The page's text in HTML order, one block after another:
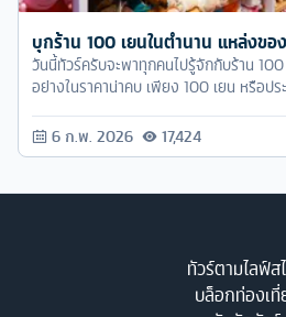
บุกร้าน 100 เยนในตำนาน แหล่งข
วันนี้ทัวร์ครับจะพาทุกคนไปรู้จักกับร้าน
อย่างในราคาน่าคบ เพียง 100 เยน หรือป
6 ก.พ. 2026 17,424
ทัวร์ตามไลฟ์ส
บล็อกท่องเที่